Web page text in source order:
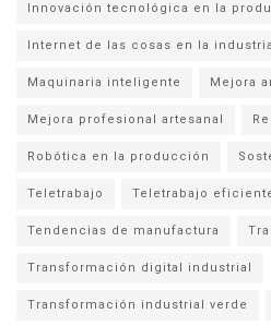
Innovación tecnológica en la
Internet de las cosas en la industria
Maquinaria inteligente Mejora
Mejora profesional artesanal
Robótica en la producción
Teletrabajo Teletrabajo
Tendencias de manufactura
Transformación digital industrial
Transformación industrial verde